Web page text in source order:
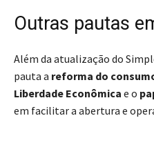
Outras pautas
Além da atualização do
pauta a reforma do
Liberdade Econômica e o
em facilitar a abertura e